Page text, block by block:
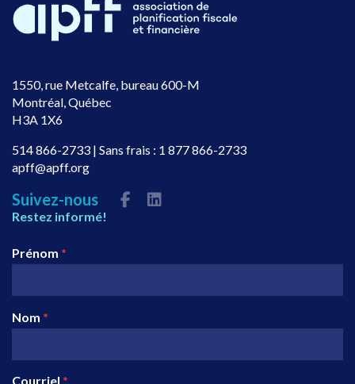
1550, rue Metcalfe, bureau 600-M
Montréal, Québec
H3A 1X6
514 866-2733 | Sans frais : 1 877 866-2733
apff@apff.org
Suivez-nous
Restez informé!
Prénom *
Nom *
Courriel *